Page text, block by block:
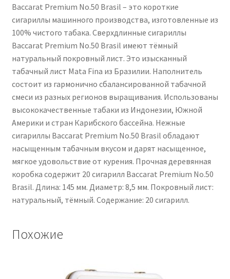
Baccarat Premium No.50 Brasil – это короткие
сигариллы машинного производства, изготовленные из
100% чистого табака. Сверхдлинные сигариллы
Baccarat Premium No.50 Brasil имеют тёмный
натуральный покровный лист. Это изысканный
табачный лист Mata Fina из Бразилии. Наполнитель
состоит из гармонично сбалансированной табачной
смеси из разных регионов выращивания. Использованы
высококачественные табаки из Индонезии, Южной
Америки и стран Карибского бассейна. Нежные
сигариллы Baccarat Premium No.50 Brasil обладают
насыщенным табачным вкусом и дарят насыщенное,
мягкое удовольствие от курения. Прочная деревянная
коробка содержит 20 сигарилл Baccarat Premium No.50
Brasil. Длина: 145 мм. Диаметр: 8,5 мм. Покровный лист:
натуральный, тёмный. Содержание: 20 сигарилл.
Похожие